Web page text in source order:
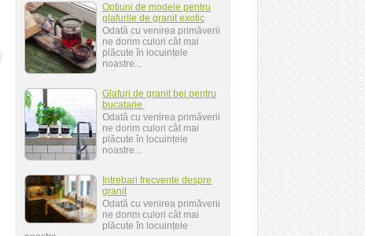
Optiuni de modele pentru
glafurile de granit exotic
Odată cu venirea primăverii
ne dorim culori cât mai
plăcute în locuințele
noastre...
Glafuri de granit bej pentru
bucatarie
Odată cu venirea primăverii
ne dorim culori cât mai
plăcute în locuințele
noastre...
Intrebari frecvente despre
granit
Odată cu venirea primăverii
ne dorim culori cât mai
plăcute în locuințele